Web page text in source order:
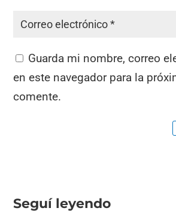
Guarda mi nombre, correo
en este navegador para la
comente.
Seguí leyendo